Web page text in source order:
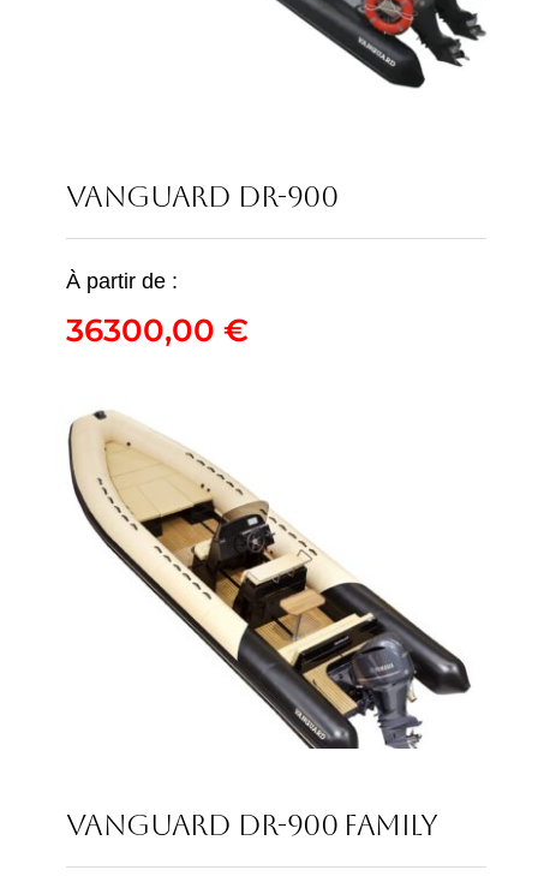
VANGUARD DR-900
VANGUARD DR-900
À partir de :
36300,00 €
VANGUARD DR-900 FAMILY